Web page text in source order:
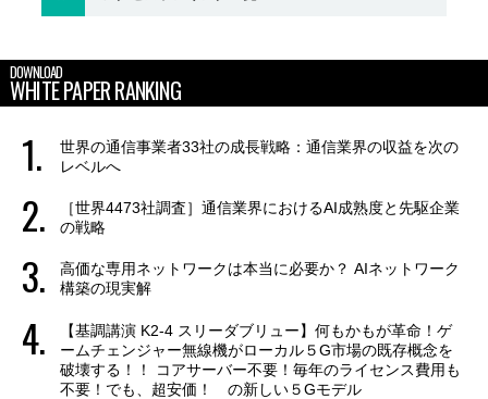
DOWNLOAD
WHITE PAPER RANKING
世界の通信事業者33社の成長戦略：通信業界の収益を次の
レベルへ
［世界4473社調査］通信業界におけるAI成熟度と先駆企業
の戦略
高価な専用ネットワークは本当に必要か？ AIネットワーク
構築の現実解
【基調講演 K2-4 スリーダブリュー】何もかもが革命！ゲ
ームチェンジャー無線機がローカル５G市場の既存概念を
破壊する！！ コアサーバー不要！毎年のライセンス費用も
不要！でも、超安価！ の新しい５Gモデル